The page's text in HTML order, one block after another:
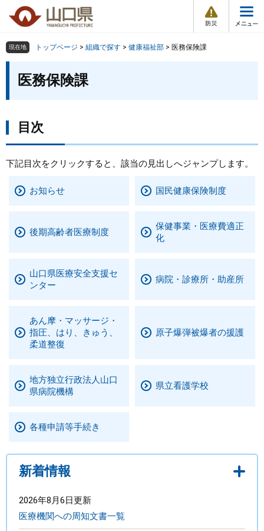
の
す
ー
し
本
文
情
報
メ
組織で探す
Other Languages
トップページ
くらし・環境
健康・福祉
教育・文化・スポーツ
まちづくり
県政情報
現在地 トップページ > 組織で探す > 健康福祉部 > 医務保険課
医務保険課
目次
下記目次をクリックすると、該当の見出しへジャンプします。
お知らせ 国民健康保険制度
後期高齢者医療制度
保健事業・医療費適正
化
山口県医療安全支援セ
ンター
病院・診療所・助産所
あん摩・マッサージ・
指圧、はり、きゅう、
柔道整復
原子爆弾被爆者の援護
地方独立行政法人山口
県病院機構
県立看護学校
各種申請等手続き
新着情報
2026年8月6日更新
医療機関への周知文書一覧